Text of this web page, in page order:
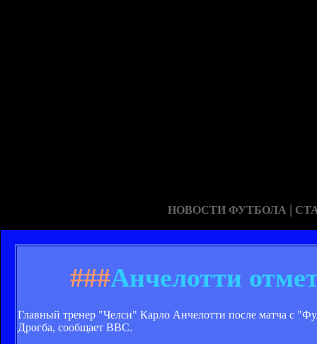
НОВОСТИ ФУТБОЛА |
###Анчелотти
Главный тренер "Челси" Карло Анчелотти после матча с
Дрогба, сообщает BBC.